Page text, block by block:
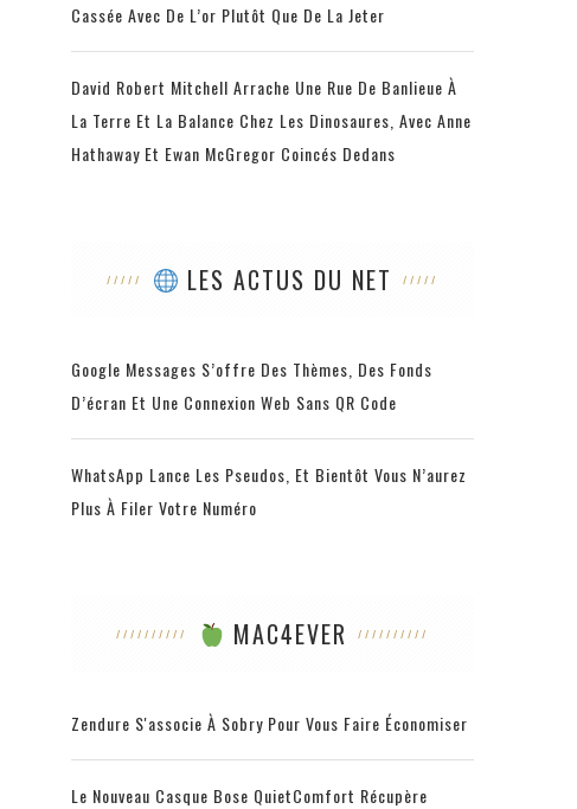
Cassée Avec De L’or Plutôt Que De La Jeter
David Robert Mitchell Arrache Une Rue De Banlieue À
La Terre Et La Balance Chez Les Dinosaures, Avec Anne
Hathaway Et Ewan McGregor Coincés Dedans
LES ACTUS DU NET
Google Messages S’offre Des Thèmes, Des Fonds
D’écran Et Une Connexion Web Sans QR Code
WhatsApp Lance Les Pseudos, Et Bientôt Vous N’aurez
Plus À Filer Votre Numéro
MAC4EVER
Zendure S'associe À Sobry Pour Vous Faire Économiser
Le Nouveau Casque Bose QuietComfort Récupère